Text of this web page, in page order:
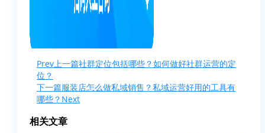
Prev上一篇社群定位包括哪些？如何做好社群运营的定
位？
下一篇服装店怎么做私域销售？私域运营好用的工具有
哪些？ Next
相关文章